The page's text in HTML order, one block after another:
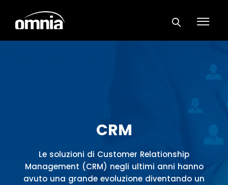
CRM
Le soluzioni di Customer Relationship
Management (CRM) negli ultimi anni hanno
avuto una grande evoluzione diventando un